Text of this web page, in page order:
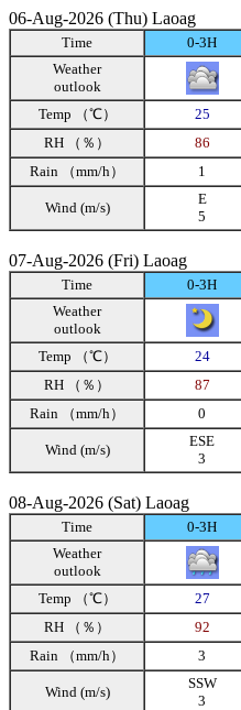
06-Aug-2026 (Thu) Laoag
Time 0-3H
Weather
outlook
Temp （℃）
25
RH （％）
86
Rain （mm/h）
1
Wind (m/s)
E
5
07-Aug-2026 (Fri) Laoag
Time 0-3H
Weather
outlook
Temp （℃）
24
RH （％）
87
Rain （mm/h）
0
Wind (m/s)
ESE
3
08-Aug-2026 (Sat) Laoag
Time 0-3H
Weather
outlook
Temp （℃）
27
RH （％）
92
Rain （mm/h）
3
Wind (m/s)
SSW
3